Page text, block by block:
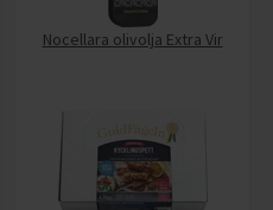
Nocellara olivolja Extra Vir